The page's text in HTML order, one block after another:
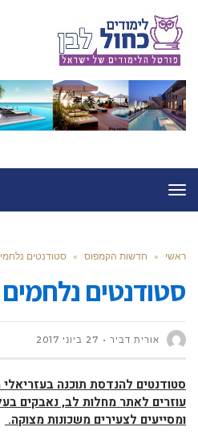
תפריט
ראשי » חדשות הקמפוס » סטודנטים
סטודנטים
אורית דביר 27 ביוני 2017
סטודנטים להנדסת תוכנה
עוזרים לאתר מחלות לב, נאבקים
ומסייעים לצעירים משכונות מצוקה.